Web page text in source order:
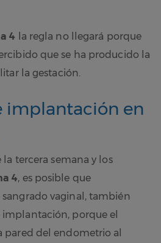
4 la regla no llegará porque
que se ha producido la
la gestación.
implantación en
tercera semana y los
4, es posible que
vaginal, también
implantación, porque el
pared del endometrio al